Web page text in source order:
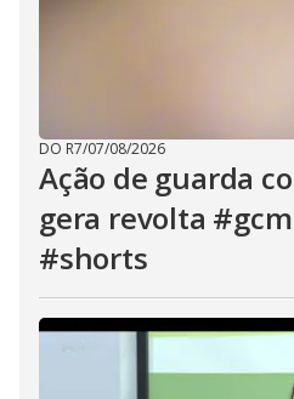
DO R7/07/08/2026
Ação de guarda
gera revolta
#shorts